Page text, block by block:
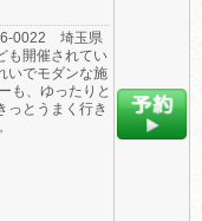
0022 埼玉県
も開催されてい
いでモダンな施
も、ゆったりと
っとうまく行き